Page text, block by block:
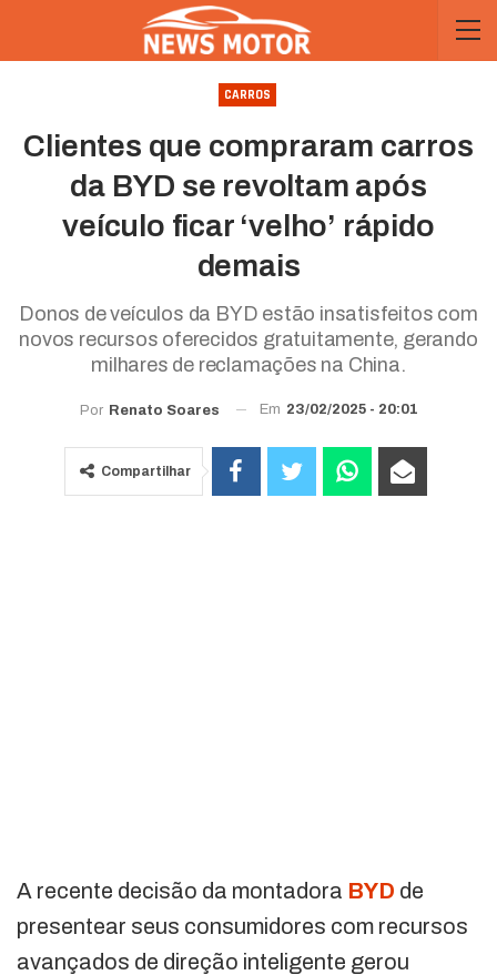
CARROS
Clientes que compraram carros
da BYD se revoltam após
veículo ficar ‘velho’ rápido
demais
Donos de veículos da BYD estão insatisfeitos com
novos recursos oferecidos gratuitamente, gerando
milhares de reclamações na China.
Por Renato Soares Em 23/02/2025 - 20:01
Compartilhar
A recente decisão da montadora BYD de
presentear seus consumidores com recursos
avançados de direção inteligente gerou